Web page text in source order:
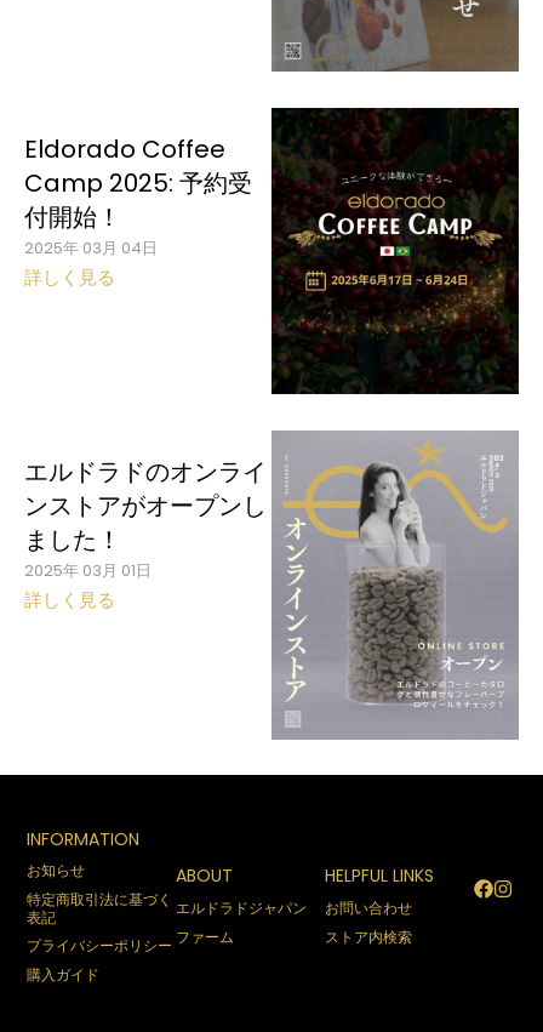
Eldorado Coffee
Camp 2025: 予約受
付開始！
2025年 03月 04日
詳しく見る
エルドラドのオンライ
ンストアがオープンし
ました！
2025年 03月 01日
詳しく見る
INFORMATION
お知らせ
特定商取引法に基づく
表記
プライバシーポリシー
購入ガイド
ABOUT
エルドラドジャパン
ファーム
HELPFUL LINKS
お問い合わせ
ストア内検索